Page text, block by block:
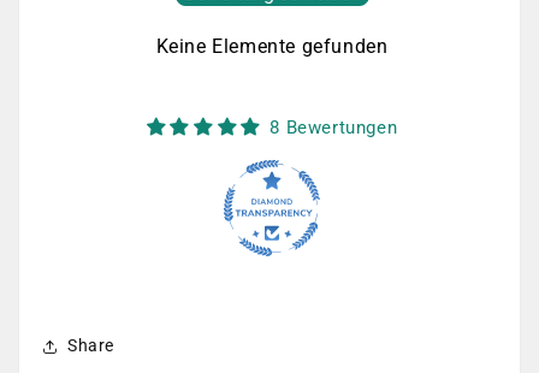
Keine Elemente gefunden
8 Bewertungen
Share